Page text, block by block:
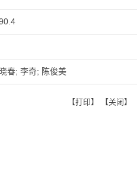
春; 李奇; 陈俊美
【打印】 【关闭 】